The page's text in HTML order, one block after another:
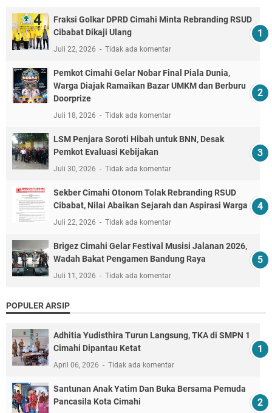
Fraksi Golkar DPRD Cimahi Minta Rebranding RSUD
Cibabat Dikaji Ulang
Juli 22, 2026 Tidak ada komentar
Pemkot Cimahi Gelar Nobar Final Piala Dunia,
Warga Diajak Ramaikan Bazar UMKM dan Berburu
Doorprize
Juli 18, 2026 Tidak ada komentar
LSM Penjara Soroti Hibah untuk BNN, Desak
Pemkot Evaluasi Kebijakan
Juli 30, 2026 Tidak ada komentar
Sekber Cimahi Otonom Tolak Rebranding RSUD
Cibabat, Nilai Abaikan Sejarah dan Aspirasi Warga
Juli 22, 2026 Tidak ada komentar
Brigez Cimahi Gelar Festival Musisi Jalanan 2026,
Wadah Bakat Pengamen Bandung Raya
Juli 11, 2026 Tidak ada komentar
POPULER ARSIP
Adhitia Yudisthira Turun Langsung, TKA di SMPN 1
Cimahi Dipantau Ketat
April 06, 2026 Tidak ada komentar
Santunan Anak Yatim Dan Buka Bersama Pemuda
Pancasila Kota Cimahi